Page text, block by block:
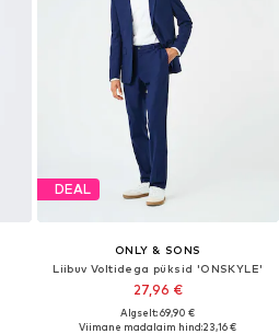
DEAL
ONLY & SONS
Liibuv Voltidega püksid 'ONSKYLE'
27,96 €
Algselt: 69,90 €
Viimane madalaim hind:23,16 €